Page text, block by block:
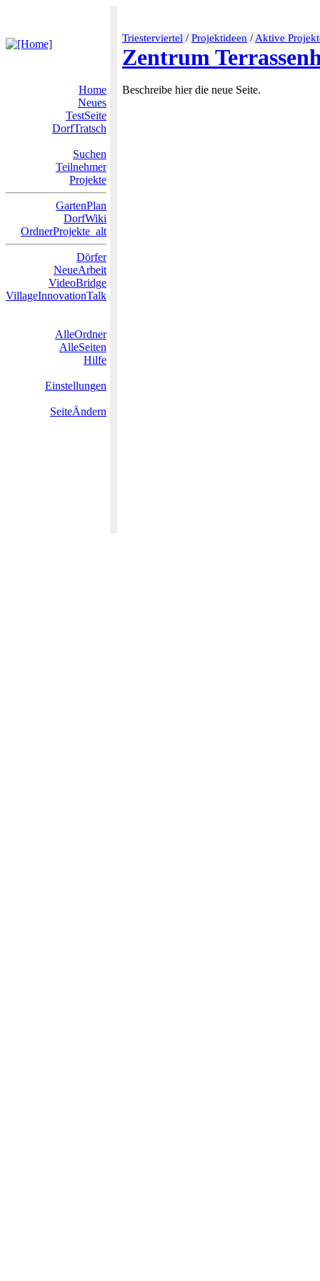
Triesterviertel / Projektideen / Aktive
Zentrum
Home
Neues
TestSeite
DorfTratsch
Suchen
Teilnehmer
Projekte
GartenPlan
DorfWiki
OrdnerProjekte_alt
Dörfer
NeueArbeit
VideoBridge
VillageInnovationTalk
AlleOrdner
AlleSeiten
Hilfe
Einstellungen
SeiteÄndern
Beschreibe hier die neue Seite.